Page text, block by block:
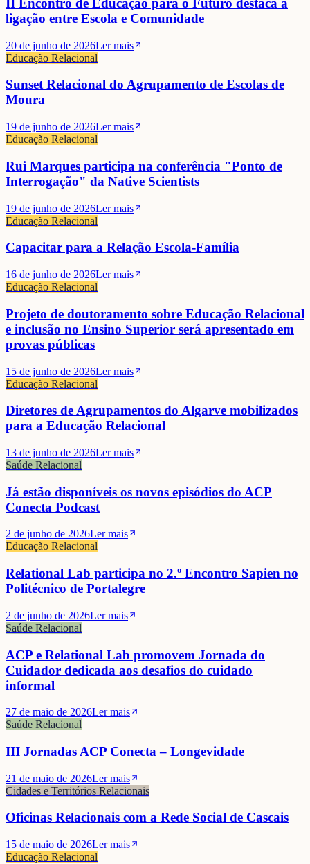
II Encontro de Educação para o Futuro destaca a
ligação entre Escola e Comunidade
20 de junho de 2026Ler mais
Educação Relacional
Sunset Relacional do Agrupamento de Escolas de
Moura
19 de junho de 2026Ler mais
Educação Relacional
Rui Marques participa na conferência "Ponto de
Interrogação" da Native Scientists
19 de junho de 2026Ler mais
Educação Relacional
Capacitar para a Relação Escola-Família
16 de junho de 2026Ler mais
Educação Relacional
Projeto de doutoramento sobre Educação Relacional
e inclusão no Ensino Superior será apresentado em
provas públicas
15 de junho de 2026Ler mais
Educação Relacional
Diretores de Agrupamentos do Algarve mobilizados
para a Educação Relacional
13 de junho de 2026Ler mais
Saúde Relacional
Já estão disponíveis os novos episódios do ACP
Conecta Podcast
2 de junho de 2026Ler mais
Educação Relacional
Relational Lab participa no 2.º Encontro Sapien no
Politécnico de Portalegre
2 de junho de 2026Ler mais
Saúde Relacional
ACP e Relational Lab promovem Jornada do
Cuidador dedicada aos desafios do cuidado
informal
27 de maio de 2026Ler mais
Saúde Relacional
III Jornadas ACP Conecta – Longevidade
21 de maio de 2026Ler mais
Cidades e Territórios Relacionais
Oficinas Relacionais com a Rede Social de Cascais
15 de maio de 2026Ler mais
Educação Relacional